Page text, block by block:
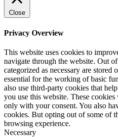
Close
Privacy Overview
This website uses cookies to
navigate through the website. Out
categorized as necessary are stored
essential for the working of basic
also use third-party cookies that
you use this website. These
only with your consent. You also
cookies. But opting out of some of
browsing experience.
Necessary